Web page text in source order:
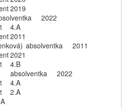
2019
2022
4.A
2011
absolventka
2011
2021
4.B
absolventka
2022
4.A
2.A